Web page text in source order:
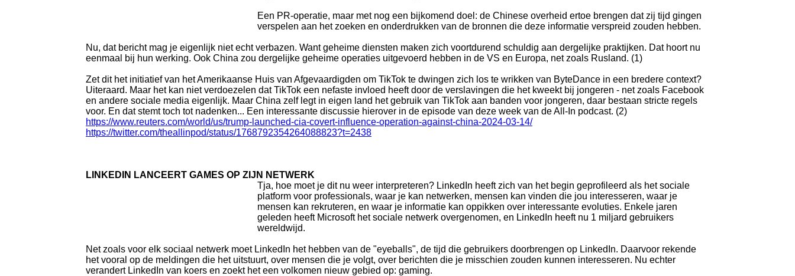
Een PR-operatie, maar met nog een bijkomend doel: de Chinese overheid ertoe brengen dat zij tijd gingen
verspelen aan het zoeken en onderdrukken van de bronnen die deze informatie verspreid zouden hebben.
Nu, dat bericht mag je eigenlijk niet echt verbazen. Want geheime diensten maken zich voortdurend schuldig aan dergelijke praktijken. Dat hoort nu
eenmaal bij hun werking. Ook China zou dergelijke geheime operaties uitgevoerd hebben in de VS en Europa, net zoals Rusland. (1)
Zet dit het initiatief van het Amerikaanse Huis van Afgevaardigden om TikTok te dwingen zich los te wrikken van ByteDance in een bredere context?
Uiteraard. Maar het kan niet verdoezelen dat TikTok een nefaste invloed heeft door de verslavingen die het kweekt bij jongeren - net zoals Facebook
en andere sociale media eigenlijk. Maar China zelf legt in eigen land het gebruik van TikTok aan banden voor jongeren, daar bestaan stricte regels
voor. En dat stemt toch tot nadenken... Een interessante discussie hierover in de episode van deze week van de All-In podcast. (2)
https://www.reuters.com/world/us/trump-launched-cia-covert-influence-operation-against-china-2024-03-14/
https://twitter.com/theallinpod/status/1768792354264088823?t=2438
LINKEDIN LANCEERT GAMES OP ZIJN NETWERK
Tja, hoe moet je dit nu weer interpreteren? LinkedIn heeft zich van het begin geprofileerd als het sociale
platform voor professionals, waar je kan netwerken, mensen kan vinden die jou interesseren, waar je
mensen kan rekruteren, en waar je informatie kan oppikken over interessante evoluties. Enkele jaren
geleden heeft Microsoft het sociale netwerk overgenomen, en LinkedIn heeft nu 1 miljard gebruikers
wereldwijd.
Net zoals voor elk sociaal netwerk moet LinkedIn het hebben van de "eyeballs", de tijd die gebruikers doorbrengen op LinkedIn. Daarvoor rekende
het vooral op de meldingen die het uitstuurt, over mensen die je volgt, over berichten die je misschien zouden kunnen interesseren. Nu echter
verandert LinkedIn van koers en zoekt het een volkomen nieuw gebied op: gaming.